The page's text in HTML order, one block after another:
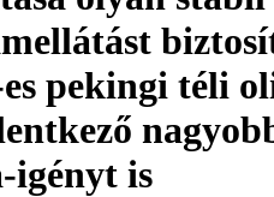
pekingi téli
igényt is